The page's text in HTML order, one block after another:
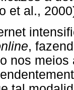
et al.,
,
nos